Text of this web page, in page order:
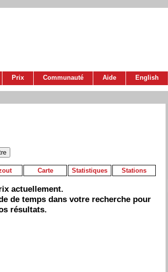
Prix Communauté Aide English
Carte Statistiques Stations
actuellement.
de temps dans votre recherche pour
résultats.